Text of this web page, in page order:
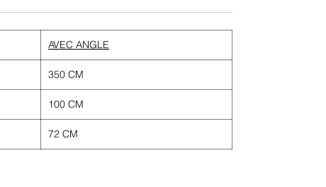
AVEC ANGLE
350 CM
100 CM
72 CM